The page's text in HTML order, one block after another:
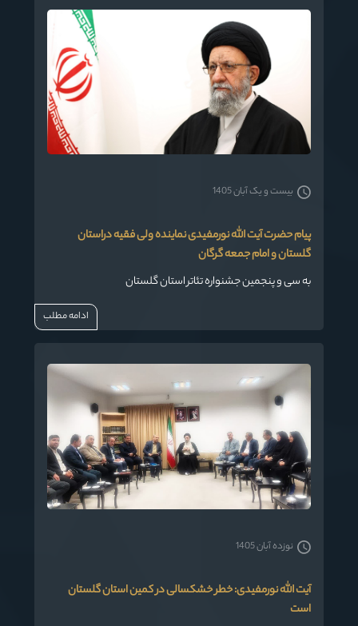
پیام حضرت آیت الله نورمفیدی نماینده ولی فقیه دراستان
گلستان و امام جمعه گرگان
به سی و پنجمین جشنواره تئاتر استان گلستان
بیست و یک آبان 1405
ادامه مطلب
آیت الله نورمفیدی: خطر خشکسالی در کمین استان گلستان
است
نوزده آبان 1405